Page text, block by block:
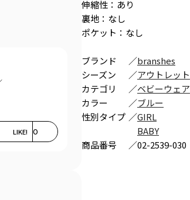
LIKE! 0
伸縮性：あり
裏地：なし
ポケット：なし
ブランド ／branshes
シーズン
／アウトレット
カテゴリ
／ベビーウェア
カラー
／ブルー
性別タイプ ／GIRL
BABY
商品番号
／02-2539-030